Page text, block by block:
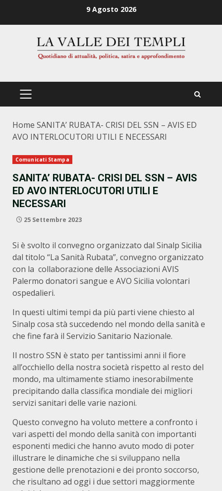
9 Agosto 2026
PRIMÄRES
Home SANITA’ RUBATA- CRISI DEL SSN – AVIS ED
AVO INTERLOCUTORI UTILI E NECESSARI
Comunicati Stampa
SANITA’ RUBATA- CRISI DEL SSN – AVIS
ED AVO INTERLOCUTORI UTILI E
NECESSARI
25 Settembre 2023
Si è svolto il convegno organizzato dal Sinalp Sicilia
dal titolo “La Sanità Rubata”, convegno organizzato
con la collaborazione delle Associazioni AVIS
Palermo donatori sangue e AVO Sicilia volontari
ospedalieri.
In questi ultimi tempi da più parti viene chiesto al
Sinalp cosa stà succedendo nel mondo della sanità e
che fine farà il Servizio Sanitario Nazionale.
Il nostro SSN è stato per tantissimi anni il fiore
all’occhiello della nostra società rispetto al resto del
mondo, ma ultimamente stiamo inesorabilmente
precipitando dalla classifica mondiale dei migliori
servizi sanitari delle varie nazioni.
Questo convegno ha voluto mettere a confronto i
vari aspetti del mondo della sanità con importanti
esponenti medici che hanno avuto modo di poter
illustrare le dinamiche che si sviluppano nella
gestione delle prenotazioni e dei pronto soccorso,
che risultano ad oggi i due settori maggiormente